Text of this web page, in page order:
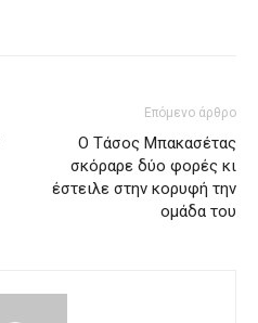
Επόμενο άρθρο
Ο Τάσος Μπακασέτας
σκόραρε δύο φορές κι
έστειλε στην κορυφή την
ομάδα του